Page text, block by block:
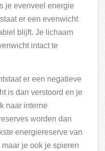
je evenveel energie
er een evenwicht
blijft. Je lichaam
intact te
er een negatieve
is dan verstoord en je
naar interne
worden dan
energiereserve van
je ook je spieren